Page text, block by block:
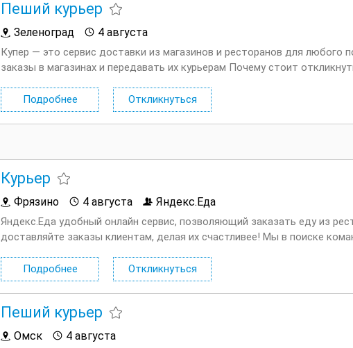
Пеший курьер
Зеленоград 4 августа
Купер — это сервис доставки из магазинов и ресторанов для любого
заказы в магазинах и передавать их курьерам Почему стоит
Подробнее
Откликнуться
Курьер
Фрязино 4 августа Яндекс.Еда
Яндекс.Еда удобный онлайн сервис, позволяющий заказать еду из
доставляйте заказы клиентам, делая их счастливее! Мы в поиске
Подробнее
Откликнуться
Пеший курьер
Омск 4 августа